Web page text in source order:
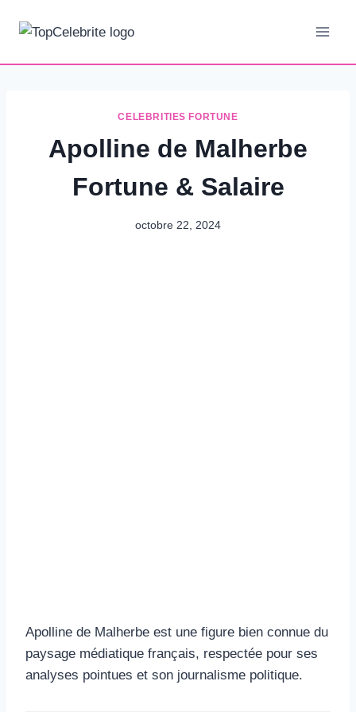
CELEBRITIES FORTUNE
Apolline de Malherbe
Fortune & Salaire
octobre 22, 2024
Apolline de Malherbe est une figure bien connue du
paysage médiatique français, respectée pour ses
analyses pointues et son journalisme politique.